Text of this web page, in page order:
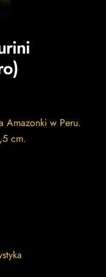
Amazonki w Peru.
cm.